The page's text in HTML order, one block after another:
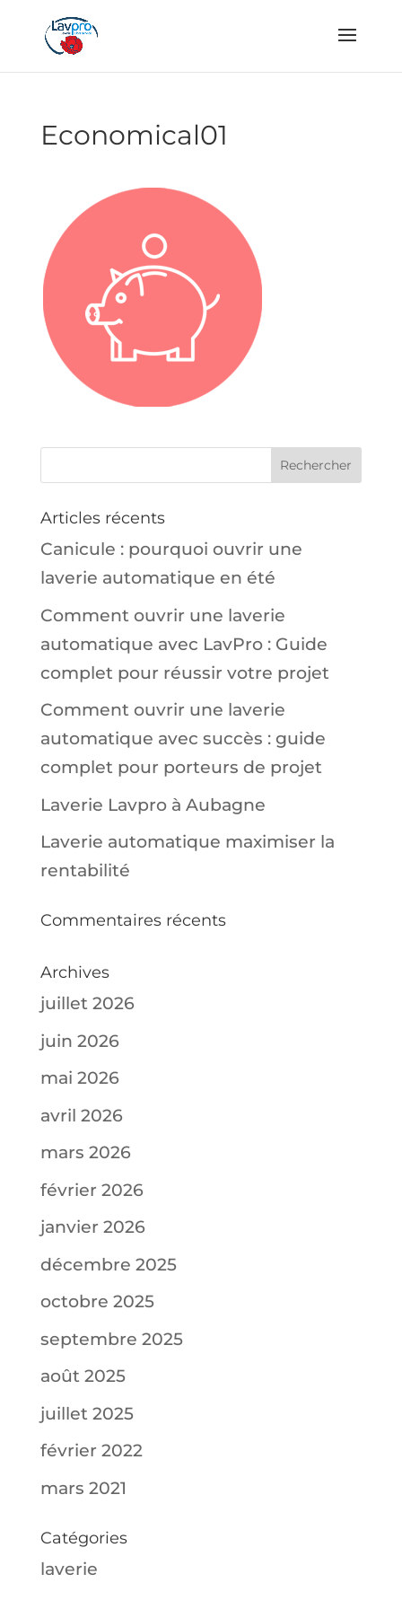
Economical01
Articles récents
Canicule : pourquoi ouvrir une
laverie automatique en été
Comment ouvrir une laverie
automatique avec LavPro : Guide
complet pour réussir votre projet
Comment ouvrir une laverie
automatique avec succès : guide
complet pour porteurs de projet
Laverie Lavpro à Aubagne
Laverie automatique maximiser la
rentabilité
Commentaires récents
Archives
juillet 2026
juin 2026
mai 2026
avril 2026
mars 2026
février 2026
janvier 2026
décembre 2025
octobre 2025
septembre 2025
août 2025
juillet 2025
février 2022
mars 2021
Catégories
laverie